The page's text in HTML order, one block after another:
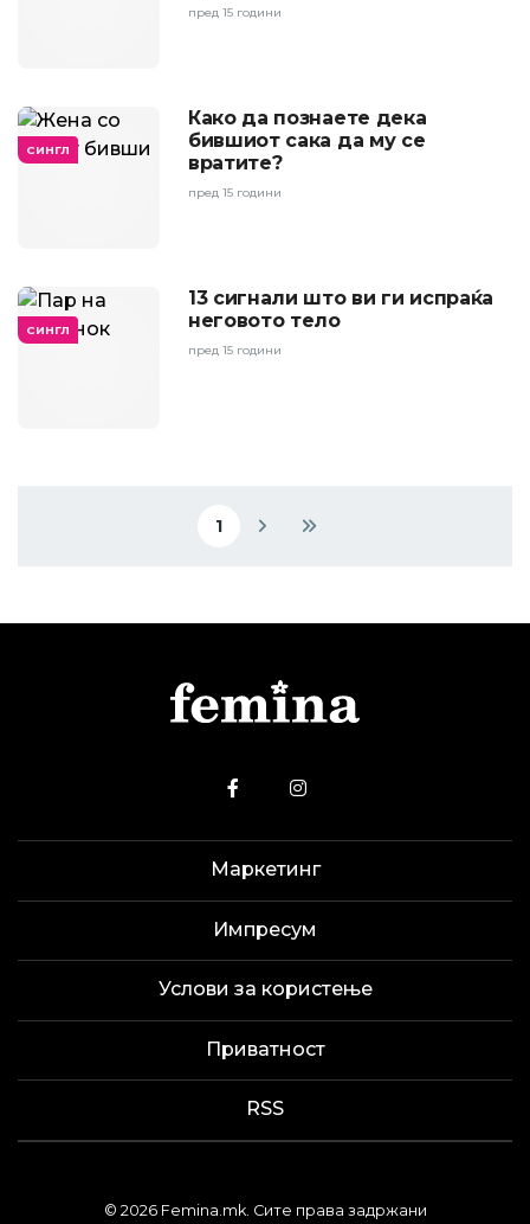
пред 15 години
СИНГЛ
Како да познаете дека
бившиот сака да му се
вратите?
пред 15 години
СИНГЛ
13 сигнали што ви ги испраќа
неговото тело
пред 15 години
Current page
1 Next pageLast page
Маркетинг
Импресум
Услови за користење
Приватност
RSS
© 2026 Femina.mk. Сите права задржани